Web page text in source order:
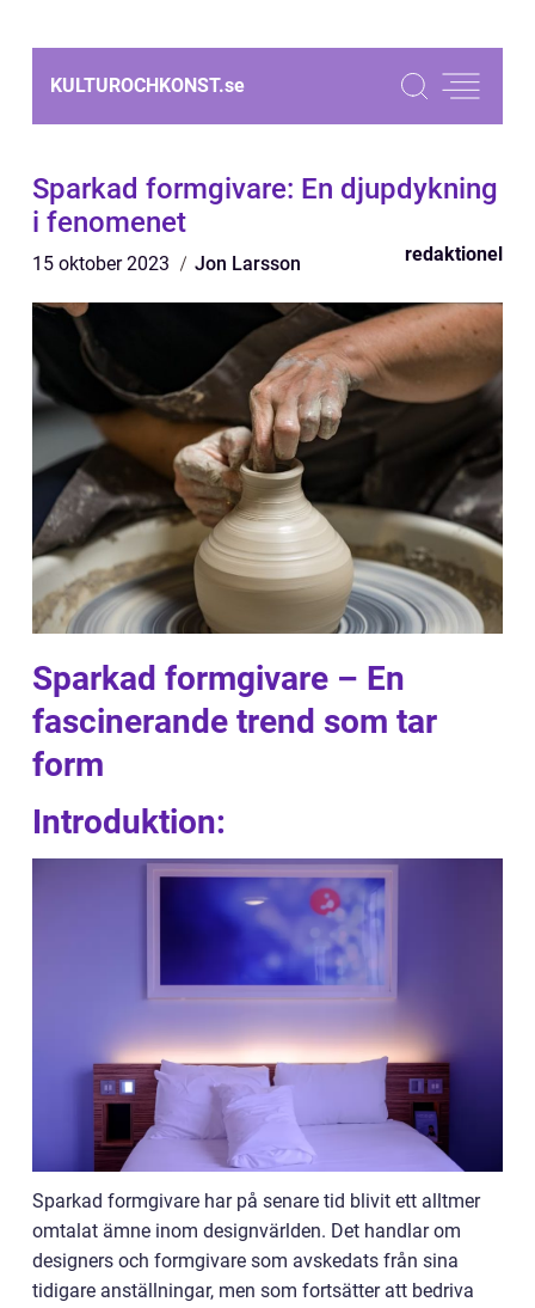
KULTUROCHKONST.se
Sparkad formgivare: En djupdykning
i fenomenet
15 oktober 2023 Jon Larsson redaktionel
Sparkad formgivare – En
fascinerande trend som tar
form
Introduktion:
Sparkad formgivare har på senare tid blivit ett alltmer
omtalat ämne inom designvärlden. Det handlar om
designers och formgivare som avskedats från sina
tidigare anställningar, men som fortsätter att bedriva